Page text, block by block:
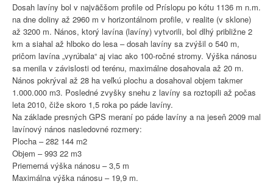
Dosah lavíny bol v najväčšom profile od Príslopu po kótu 1136 m n.m.
na dne doliny až 2960 m v horizontálnom profile, v realite (v sklone)
až 3200 m. Nános, ktorý lavína (lavíny) vytvorili, bol dlhý približne 2
km a siahal až hlboko do lesa – dosah lavíny sa zvýšil o 540 m,
pričom lavína „vyrúbala“ aj viac ako 100-ročné stromy. Výška nánosu
sa menila v závislosti od terénu, maximálne dosahovala až 20 m.
Nános pokrýval až 28 ha veľkú plochu a dosahoval objem takmer
1.000.000 m3. Posledné zvyšky snehu z lavíny sa roztopili až počas
leta 2010, čiže skoro 1,5 roka po páde lavíny.
Na základe presných GPS meraní po páde lavíny a na jeseň 2009 mal
lavínový nános nasledovné rozmery:
Plocha – 282 144 m2
Objem – 993 22 m3
Priemerná výška nánosu – 3,5 m
Maximálna výška nánosu – 19,9 m.